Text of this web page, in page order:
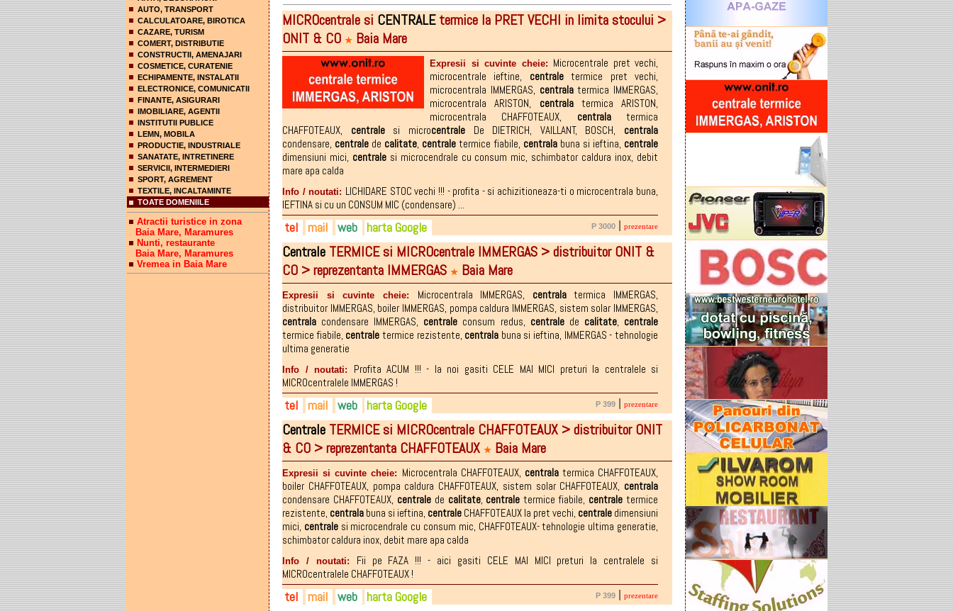
AUTO, TRANSPORT
CALCULATOARE, BIROTICA
CAZARE, TURISM
COMERT, DISTRIBUTIE
CONSTRUCTII, AMENAJARI
COSMETICE, CURATENIE
ECHIPAMENTE, INSTALATII
ELECTRONICE, COMUNICATII
FINANTE, ASIGURARI
IMOBILIARE, AGENTII
INSTITUTII PUBLICE
LEMN, MOBILA
PRODUCTIE, INDUSTRIALE
SANATATE, INTRETINERE
SERVICII, INTERMEDIERI
SPORT, AGREMENT
TEXTILE, INCALTAMINTE
TOATE DOMENIILE
Atractii turistice in zona
Baia Mare, Maramures
Nunti, restaurante
Baia Mare, Maramures
Vremea in Baia Mare
MICROcentrale si CENTRALEtermice la PRET VECHI in limita stocului >
ONIT & CO ★ Baia Mare
Expresii si cuvinte cheie: Microcentrale pret vechi,
microcentrale ieftine, centraletermice pret vechi,
microcentrala IMMERGAS, centralatermica IMMERGAS,
microcentrala ARISTON, centralatermica ARISTON,
microcentrala CHAFFOTEAUX, centralatermica
CHAFFOTEAUX, centralesi microcentraleDe DIETRICH, VAILLANT, BOSCH, centrala
condensare, centrale de calitate, centrale termice fiabile, centralabuna si ieftina, centrale
dimensiuni mici, centralesi microcendrale cu consum mic, schimbator caldura inox, debit
mare apa calda
Info / noutati: LICHIDARE STOC vechi !!! - profita - si achizitioneaza-ti o microcentrala buna,
IEFTINA si cu un CONSUM MIC (condensare) ...
tel
0362-418.948
0723-157.441
0722-874.958
mail
onitmonica@yahoo.com
onitalin@yahoo.com
web
onit.ro
facebook.com/pages/Sc-OnitCo-Srl/5766205224...
harta Google P 3000 prezentare
Centrale TERMICE si MICROcentrale IMMERGAS > distribuitor ONIT &
CO > reprezentanta IMMERGAS ★ Baia Mare
Expresii si cuvinte cheie: Microcentrala IMMERGAS, centralatermica IMMERGAS,
distribuitor IMMERGAS, boiler IMMERGAS, pompa caldura IMMERGAS, sistem solar IMMERGAS,
centrala condensare IMMERGAS, centrale consum redus, centralede calitate, centrale
termice fiabile, centrale termice rezistente, centrala buna si ieftina, IMMERGAS - tehnologie
ultima generatie
Info / noutati: Profita ACUM !!! - la noi gasiti CELE MAI MICI preturi la centralele si
MICROcentralele IMMERGAS !
tel
0362-418.948
0723-157.441
0722-874.958
mail
onitmonica@yahoo.com
onitalin@yahoo.com
web
onit.ro
facebook.com/pages/Sc-OnitCo-Srl/5766205224...
harta Google P 399 prezentare
Centrale TERMICE si MICROcentrale CHAFFOTEAUX > distribuitor ONIT
& CO > reprezentanta CHAFFOTEAUX ★ Baia Mare
Expresii si cuvinte cheie: Microcentrala CHAFFOTEAUX, centralatermica CHAFFOTEAUX,
boiler CHAFFOTEAUX, pompa caldura CHAFFOTEAUX, sistem solar CHAFFOTEAUX, centrala
condensare CHAFFOTEAUX, centralede calitate, centrale termice fiabile, centrale termice
rezistente, centrala buna si ieftina, centrale CHAFFOTEAUX la pret vechi, centrale dimensiuni
mici, centralesi microcendrale cu consum mic, CHAFFOTEAUX- tehnologie ultima generatie,
schimbator caldura inox, debit mare apa calda
Info / noutati: Fii pe FAZA !!! - aici gasiti CELE MAI MICI preturi la centralele si
MICROcentralele CHAFFOTEAUX !
tel mail web harta Google P 399 prezentare